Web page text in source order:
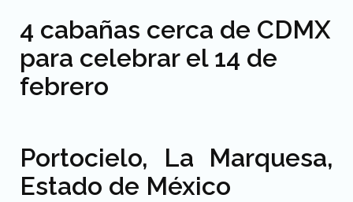
4 cabañas cerca de CDMX
para celebrar el 14 de
febrero
Portocielo, La Marquesa,
Estado de México